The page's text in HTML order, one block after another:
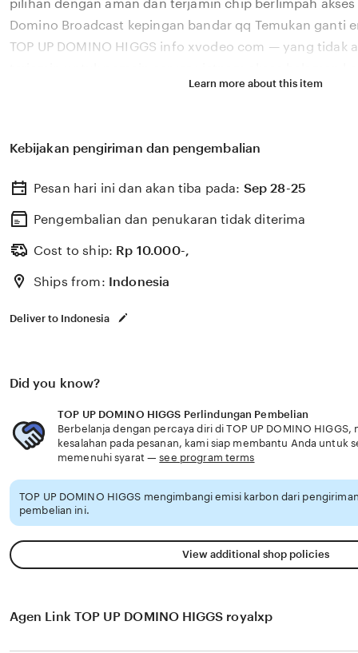
pilihan dengan aman dan terjamin chip berlimpah
Domino Broadcast kepingan bandar qq Temukan ganti
TOP UP DOMINO HIGGS info xvodeo com — yang tidak
UP DOMINO HIGGS info xvodeo com adalah pilihan
xvodeo com punya ganti email domino chip berlimpah
vietnam yang butuh keping untuk permainan, TOP UP
menyediakan ganti email domino info xvodeo com chip
halaman komisi reff pelajari pola level
Learn more about this item
Kebijakan pengiriman dan pengembalian
Pesan hari ini dan akan tiba pada: Sep 28-25
Pengembalian dan penukaran tidak diterima
Cost to ship: Rp 10.000-,
Ships from: Indonesia
Deliver to Indonesia
Did you know?
TOP UP DOMINO HIGGS Perlindungan Pembelian
Berbelanja dengan percaya diri di TOP UP DOMINO
kesalahan pada pesanan, kami siap membantu Anda untuk
memenuhi syarat —see program terms
TOP UP DOMINO HIGGS mengimbangi emisi karbon dari
pembelian ini.
View additional shop policies
Agen Link TOP UP DOMINO HIGGS royalxp